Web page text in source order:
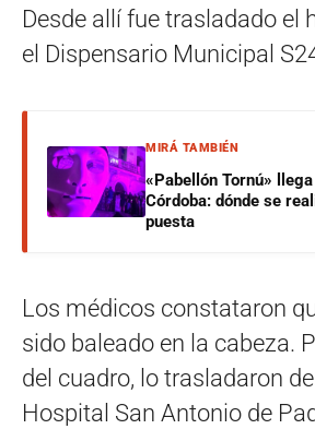
Desde allí fue trasladado el
el Dispensario Municipal
MIRÁ TAMBIÉN
«Pabellón Tornú»
Córdoba: dónde se
puesta
Los médicos constataron
sido baleado en la cabeza.
del cuadro, lo trasladaron
Hospital San Antonio de